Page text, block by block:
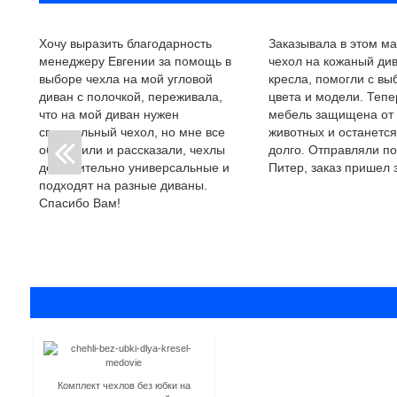
Хочу выразить благодарность
менеджеру Евгении за помощь в
выборе чехла на мой угловой
диван с полочкой, переживала,
что на мой диван нужен
специальный чехол, но мне все
объяснили и рассказали, чехлы
действительно универсальные и
подходят на разные диваны.
Спасибо Вам!
Заказывала в этом
чехол на кожаный
кресла, помогли с
цвета и модели.
мебель защищена
животных и
долго. Отправляли
Питер, заказ пришел
Комплект чехлов без юбки на